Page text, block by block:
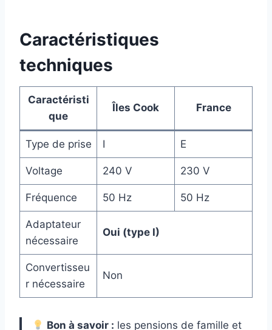
Caractéristiques
techniques
Caractéristi
que
Îles Cook France
Type de prise I E
Voltage 240 V 230 V
Fréquence 50 Hz 50 Hz
Adaptateur
nécessaire
Oui (type I)
Convertisseu
r nécessaire
Non
Bon à savoir : les pensions de famille et